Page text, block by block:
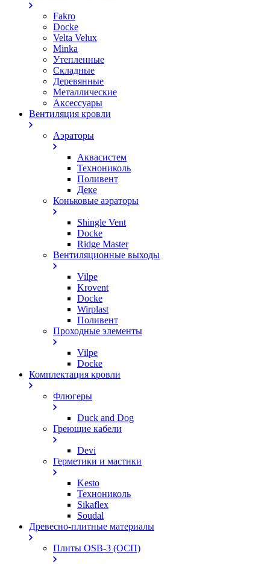
Fakro
Docke
Velta Velux
Minka
Утепленные
Складные
Деревянные
Металлические
Аксессуары
Вентиляция кровли
Аэраторы
Аквасистем
Технониколь
Поливент
Деке
Коньковые аэраторы
Shingle Vent
Docke
Ridge Master
Вентиляционные выходы
Vilpe
Krovent
Docke
Wirplast
Поливент
Проходные элементы
Vilpe
Docke
Комплектация кровли
Флюгеры
Duck and Dog
Греющие кабели
Devi
Герметики и мастики
Kesto
Технониколь
Sikaflex
Soudal
Древесно-плитные материалы
Плиты OSB-3 (ОСП)